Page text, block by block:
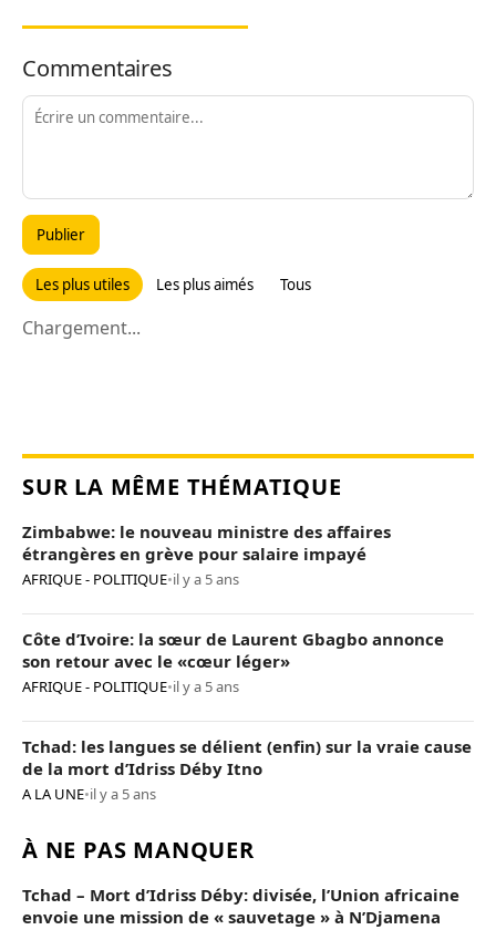
Commentaires
Publier
Les plus utiles Les plus aimés Tous
Chargement...
SUR LA MÊME THÉMATIQUE
Zimbabwe: le nouveau ministre des affaires
étrangères en grève pour salaire impayé
AFRIQUE - POLITIQUE•il y a 5 ans
Côte d’Ivoire: la sœur de Laurent Gbagbo annonce
son retour avec le «cœur léger»
AFRIQUE - POLITIQUE•il y a 5 ans
Tchad: les langues se délient (enfin) sur la vraie cause
de la mort d’Idriss Déby Itno
A LA UNE•il y a 5 ans
À NE PAS MANQUER
Tchad – Mort d’Idriss Déby: divisée, l’Union africaine
envoie une mission de « sauvetage » à N’Djamena